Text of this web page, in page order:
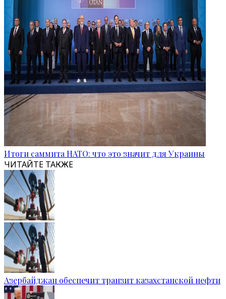
Итоги саммита НАТО: что это значит для Украины
ЧИТАЙТЕ ТАКЖЕ
Азербайджан обеспечит транзит казахстанской нефти